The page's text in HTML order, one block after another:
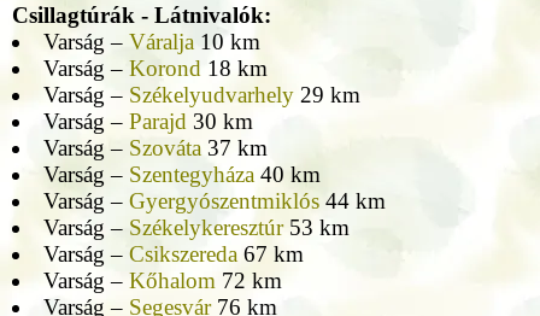
Csillagtúrák - Látnivalók:
Varság – Váralja 10 km
Varság – Korond 18 km
Varság – Székelyudvarhely29 km
Varság – Parajd 30 km
Varság – Szováta37 km
Varság – Szentegyháza40 km
Varság – Gyergyószentmiklós44 km
Varság – Székelykeresztúr53 km
Varság – Csikszereda67 km
Varság – Kőhalom 72 km
Varság – Segesvár76 km